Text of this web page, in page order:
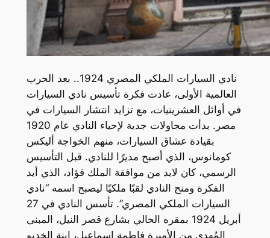
نادي السيارات الملكي المصري 1924.. بعد الحرب
العالمية الأولى، عادت فكرة تأسيس نادي السيارات
في أوائل العشرينيات، مع تزايد انتشار السيارات في
مصر. بدأت محاولات جدية لإحياء النادي عام 1920
بقيادة عشاق السيارات، منهم الخواجة أليكس
كومانوس، الذي أصبح مديرًا للنادي. قبل التأسيس
الرسمي، كان لابد من موافقة الملك فؤاد، الذي أيد
الفكرة ومنح النادي لقبًا ملكيًا ليصبح اسمه “نادي
السيارات الملكي المصري”. تأسس النادي في 27
أبريل 1924 بمقره الحالي بشارع قصر النيل، المبنى
المُهدى من الأميرة فاطمة إسماعيل، ابنة الخديو